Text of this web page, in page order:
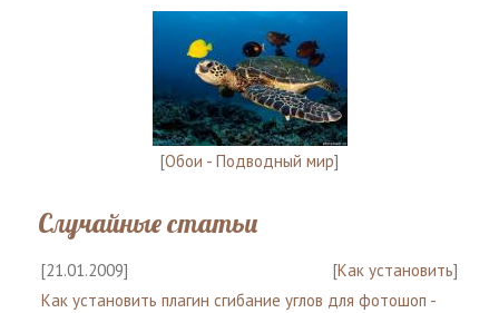
[Обои - Подводный мир]
Случайные статьи
[21.01.2009] [Как установить]
Как установить плагин сгибание углов для фотошоп -